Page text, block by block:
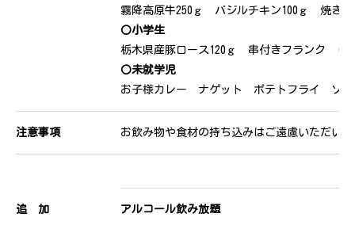
霧降高原牛250ｇ バジルチキン100ｇ 焼き
〇小学生
栃木県産豚ロース120ｇ 串付きフランク
〇未就学児
お子様カレー ナゲット ポテトフライ ソフ
注意事項 お飲み物や食材の持ち込みはご遠慮いただい
追 加 アルコール飲み放題